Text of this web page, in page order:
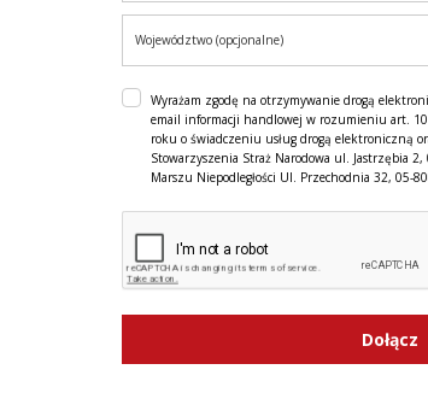
Wyrażam zgodę na otrzymywanie drogą
email informacji handlowej w rozumieniu art.
roku o świadczeniu usług drogą elektroniczną
Stowarzyszenia Straż Narodowa ul. Jastrzębia
Marszu Niepodległości Ul. Przechodnia 32, 05-
Dołącz